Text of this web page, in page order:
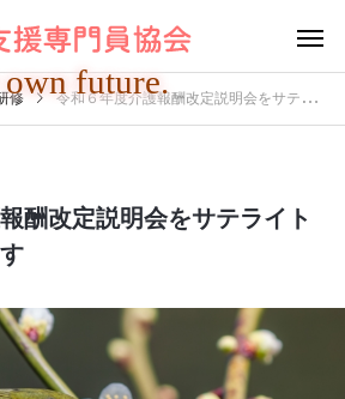
future.
修 令和６年度介護報酬改定説明会をサテライト会場で開催します
酬改定説明会をサテライト